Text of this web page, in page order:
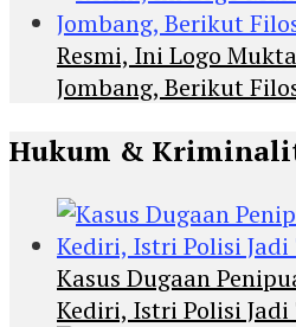
Resmi, Ini Logo
Jombang, Berikut
Hukum &
Kasus Dugaan
Kediri, Istri Polisi Jadi